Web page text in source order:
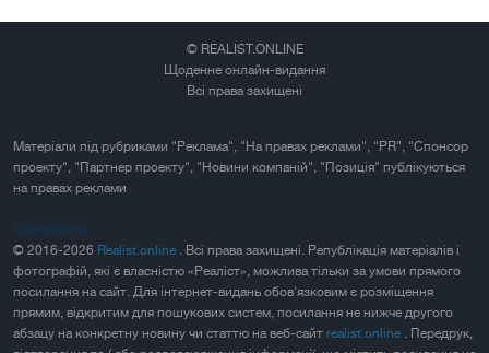
© REALIST.ONLINE
Щоденне онлайн-видання
Всі права захищені
Матеріали під рубриками "Реклама", "На правах реклами", "PR", "Спонсор
проекту", "Партнер проекту", "Новини компаній", "Позиція" публікуються
на правах реклами
Карта сайта
© 2016-2026 Realist.online . Всі права захищені. Републікація матеріалів і
фотографій, які є власністю «Реаліст», можлива тільки за умови прямого
посилання на сайт. Для інтернет-видань обов'язковим є розміщення
прямим, відкритим для пошукових систем, посилання не нижче другого
абзацу на конкретну новину чи статтю на веб-сайт realist.online . Передрук,